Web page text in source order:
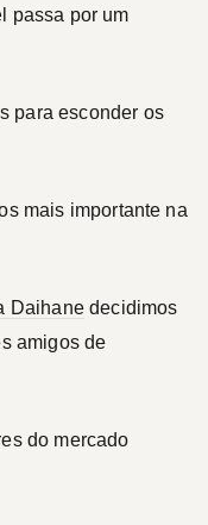
passa por um
para esconder os
mais importante na
Daihanedecidimos
amigos de
do mercado